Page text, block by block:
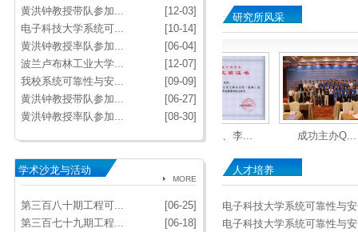
黄洪钟教授带队参加...
[12-03]
电子科技大学系统可...
[10-14]
黄洪钟教授率队参加...
[06-04]
波兰卢布林工业大学...
[12-07]
我校系统可靠性与安...
[09-09]
黄洪钟教授带队参加...
[06-27]
黄洪钟教授率队参加...
[08-30]
学术沙龙与活动
MORE
第三百八十期工程可...
[06-25]
第三百七十九期工程...
[06-18]
研究所风采
可靠性工程... 汪忠来、李... 成功主
人才培养
电子科技大学系统可靠性与
电子科技大学系统可靠性与